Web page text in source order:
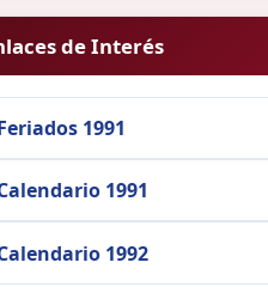
de Interés
1991
1991
1992